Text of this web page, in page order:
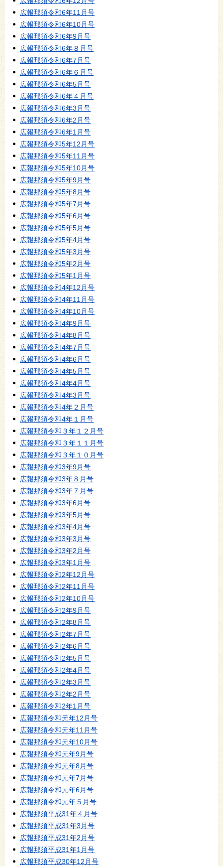
広報那須令和6年11月号
広報那須令和6年10月号
広報那須令和6年9月号
広報那須令和6年８月号
広報那須令和6年7月号
広報那須令和6年６月号
広報那須令和6年5月号
広報那須令和6年４月号
広報那須令和6年3月号
広報那須令和6年2月号
広報那須令和6年1月号
広報那須令和5年12月号
広報那須令和5年11月号
広報那須令和5年10月号
広報那須令和5年9月号
広報那須令和5年8月号
広報那須令和5年7月号
広報那須令和5年6月号
広報那須令和5年5月号
広報那須令和5年4月号
広報那須令和5年3月号
広報那須令和5年2月号
広報那須令和5年1月号
広報那須令和4年12月号
広報那須令和4年11月号
広報那須令和4年10月号
広報那須令和4年9月号
広報那須令和4年8月号
広報那須令和4年7月号
広報那須令和4年6月号
広報那須令和4年5月号
広報那須令和4年4月号
広報那須令和4年3月号
広報那須令和4年２月号
広報那須令和4年１月号
広報那須令和３年１２月号
広報那須令和３年１１月号
広報那須令和３年１０月号
広報那須令和3年9月号
広報那須令和3年８月号
広報那須令和3年７月号
広報那須令和3年6月号
広報那須令和3年5月号
広報那須令和3年4月号
広報那須令和3年3月号
広報那須令和3年2月号
広報那須令和3年1月号
広報那須令和2年12月号
広報那須令和2年11月号
広報那須令和2年10月号
広報那須令和2年9月号
広報那須令和2年8月号
広報那須令和2年7月号
広報那須令和2年6月号
広報那須令和2年5月号
広報那須令和2年4月号
広報那須令和2年3月号
広報那須令和2年2月号
広報那須令和2年1月号
広報那須令和元年12月号
広報那須令和元年11月号
広報那須令和元年10月号
広報那須令和元年9月号
広報那須令和元年8月号
広報那須令和元年7月号
広報那須令和元年6月号
広報那須令和元年５月号
広報那須平成31年４月号
広報那須平成31年3月号
広報那須平成31年2月号
広報那須平成31年1月号
広報那須平成30年12月号